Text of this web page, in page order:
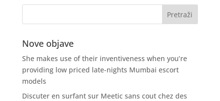
Nove objave
She makes use of their inventiveness when you’re
providing low priced late-nights Mumbai escort
models
Discuter en surfant sur Meetic sans cout chez des